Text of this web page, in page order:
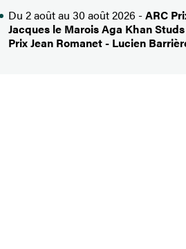
Du 2 août au 30 août 2026 -ARC
Jacques le Marois Aga Khan
Prix Jean Romanet - Lucien